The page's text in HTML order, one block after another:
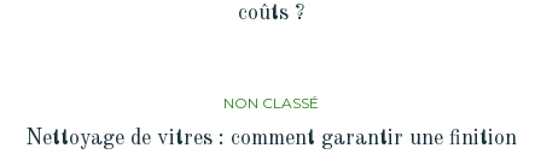
coûts ?
NON CLASSÉ
Nettoyage de vitres : comment garantir une finition